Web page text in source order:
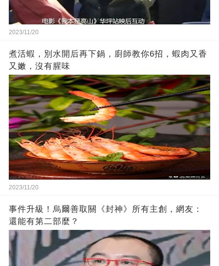
2023/11/20
煮活蝦，別水開后再下鍋，廚師教你6招，蝦肉又香
又嫩，沒有腥味
2023/11/20
事件升級！烏爾善取關《封神》所有主創，網友：
還能有第二部麼？